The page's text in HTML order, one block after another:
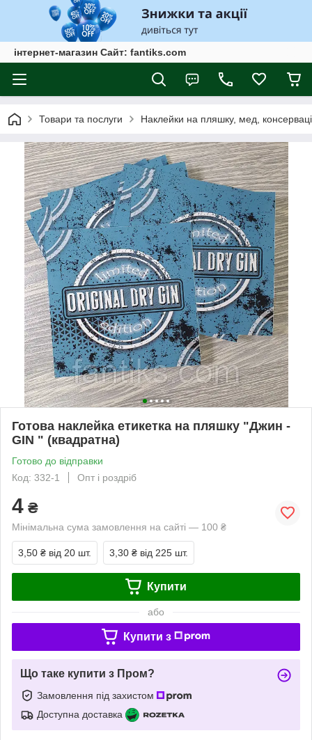
інтернет-магазин Сайт: fantiks.com
Товари та послуги Наклейки на пляшку, мед,
Готова наклейка етикетка на пляшку "Джин -
GIN " (квадратна)
Готово до відправки
Код: 332-1
Опт і роздріб
4 ₴
Мінімальна сума замовлення на сайті — 100 ₴
3,50 ₴ від 20 шт. 3,30 ₴ від 225 шт.
Купити
або
Купити з
Що таке купити з Пром?
Замовлення під захистом
Доступна доставка